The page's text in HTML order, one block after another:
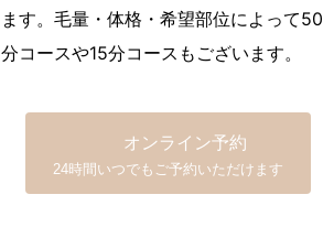
ます。毛量・体格・希望部位によって50
分コースや15分コースもございます。
オンライン予約
24時間いつでもご予約いただけます